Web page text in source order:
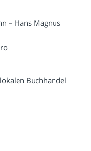
– Hans Magnus
Buchhandel